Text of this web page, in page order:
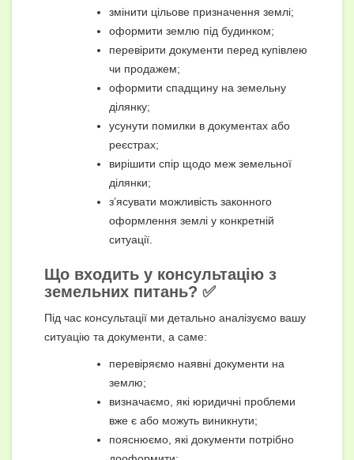
змінити цільове призначення землі;
оформити землю під будинком;
перевірити документи перед купівлею
чи продажем;
оформити спадщину на земельну
ділянку;
усунути помилки в документах або
реєстрах;
вирішити спір щодо меж земельної
ділянки;
з’ясувати можливість законного
оформлення землі у конкретній
ситуації.
Що входить у консультацію з
земельних питань? ✅
Під час консультації ми детально аналізуємо вашу
ситуацію та документи, а саме:
перевіряємо наявні документи на
землю;
визначаємо, які юридичні проблеми
вже є або можуть виникнути;
пояснюємо, які документи потрібно